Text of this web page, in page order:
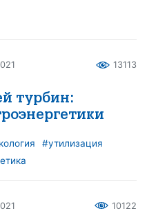
13113
турбин:
#утилизация
10122